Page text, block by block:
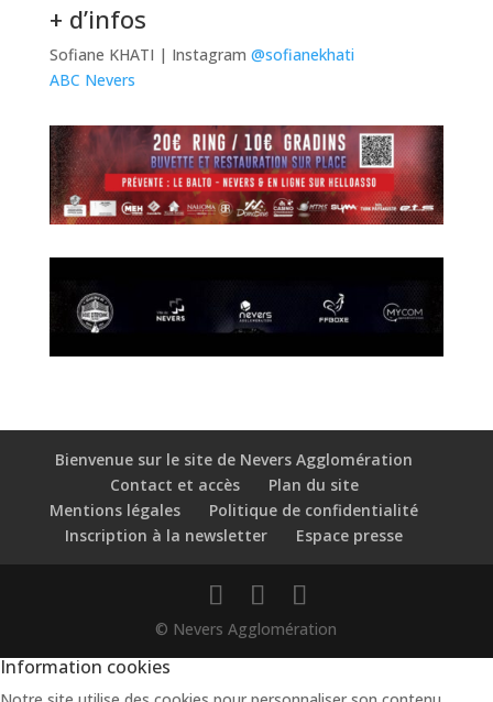
+ d’infos
Sofiane KHATI | Instagram @sofianekhati
ABC Nevers
Bienvenue sur le site de Nevers Agglomération
Contact et accès
Plan du site
Mentions légales
Politique de confidentialité
Inscription à la newsletter
Espace presse
© Nevers Agglomération
Information cookies